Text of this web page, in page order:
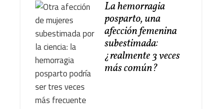
La hemorragia
posparto, una
afección femenina
subestimada:
¿realmente 3 veces
más común?